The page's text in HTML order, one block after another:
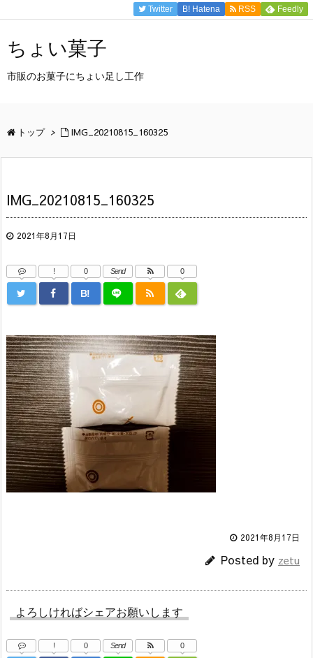
Twitter B! Hatena RSS Feedly
ちょい菓子
市販のお菓子にちょい足し工作
トップ > IMG_20210815_160325
IMG_20210815_160325
2021年8月17日
!
B!
0 Send 0
2021年8月17日
Posted by zetu
よろしければシェアお願いします
! 0 Send 0